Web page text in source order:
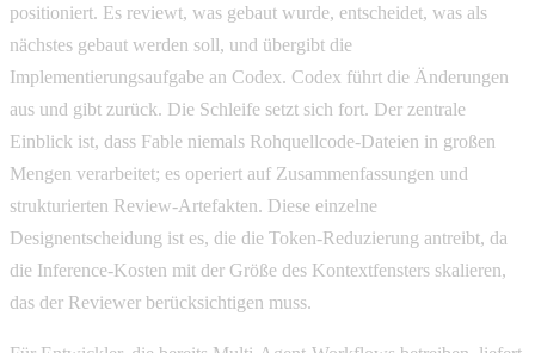
positioniert. Es reviewt, was gebaut wurde, entscheidet, was als
nächstes gebaut werden soll, und übergibt die
Implementierungsaufgabe an Codex. Codex führt die Änderungen
aus und gibt zurück. Die Schleife setzt sich fort. Der zentrale
Einblick ist, dass Fable niemals Rohquellcode-Dateien in großen
Mengen verarbeitet; es operiert auf Zusammenfassungen und
strukturierten Review-Artefakten. Diese einzelne
Designentscheidung ist es, die die Token-Reduzierung antreibt, da
die Inference-Kosten mit der Größe des Kontextfensters skalieren,
das der Reviewer berücksichtigen muss.